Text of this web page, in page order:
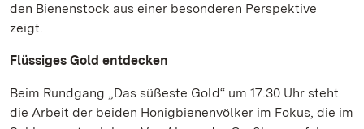
den Bienenstock aus einer besonderen Perspektive
zeigt.
Flüssiges Gold entdecken
Beim Rundgang „Das süßeste Gold“ um 17.30 Uhr steht
die Arbeit der beiden Honigbienenvölker im Fokus, die im